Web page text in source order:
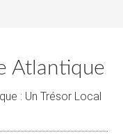
Atlantique
: Un Trésor Local